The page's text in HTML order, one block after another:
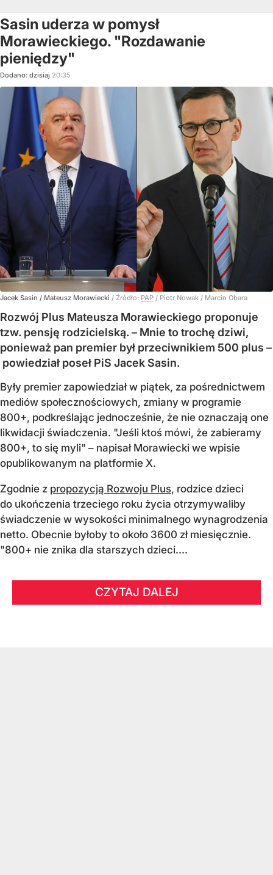
Sasin uderza w pomysł
Morawieckiego. "Rozdawanie
pieniędzy"
Dodano: dzisiaj 20:35
Jacek Sasin / Mateusz Morawiecki / Źródło: PAP / Piotr Nowak / Marcin Obara
Rozwój Plus Mateusza Morawieckiego proponuje
tzw. pensję rodzicielską. – Mnie to trochę dziwi,
ponieważ pan premier był przeciwnikiem 500 plus –
powiedział poseł PiS Jacek Sasin.
Były premier zapowiedział w piątek, za pośrednictwem
mediów społecznościowych, zmiany w programie
800+, podkreślając jednocześnie, że nie oznaczają one
likwidacji świadczenia. "Jeśli ktoś mówi, że zabieramy
800+, to się myli" – napisał Morawiecki we wpisie
opublikowanym na platformie X.
Zgodnie z propozycją Rozwoju Plus, rodzice dzieci
do ukończenia trzeciego roku życia otrzymywaliby
świadczenie w wysokości minimalnego wynagrodzenia
netto. Obecnie byłoby to około 3600 zł miesięcznie.
"800+ nie znika dla starszych dzieci....
CZYTAJ DALEJ